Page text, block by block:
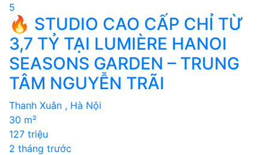
5
🔥 STUDIO CAO CẤP CHỈ TỪ
3,7 TỶ TẠI LUMIÈRE HANOI
SEASONS GARDEN – TRUNG
TÂM NGUYỄN TRÃI
Thanh Xuân , Hà Nội
30 m²
127 triệu
2 tháng trước